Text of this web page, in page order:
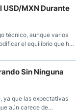
MXN Durante
técnico, aunque varios
el equilibrio que ha
Sin Ninguna
ya que las expectativas
aún carece de